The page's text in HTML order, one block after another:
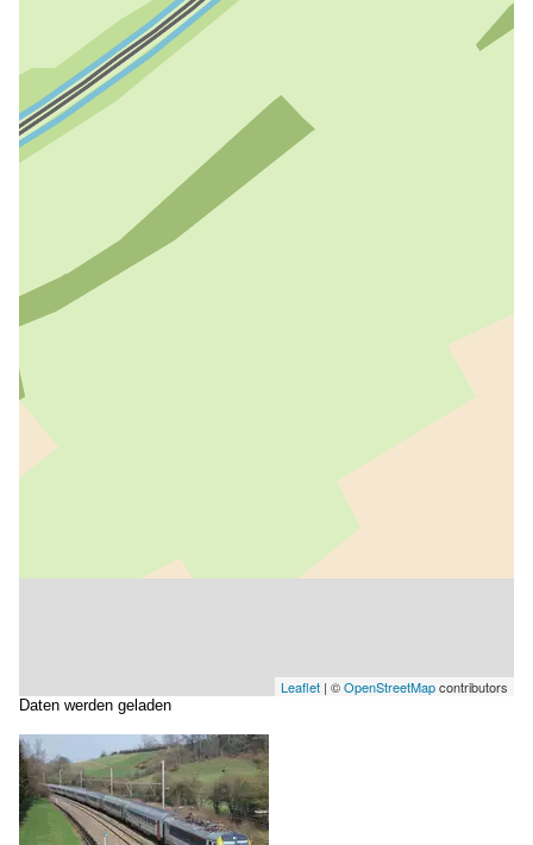
Leaflet | ©OpenStreetMapcontributors
Daten werden geladen